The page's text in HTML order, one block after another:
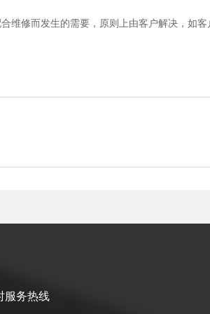
维修而发生的需要，原则上由客户解决，如客
服务热线